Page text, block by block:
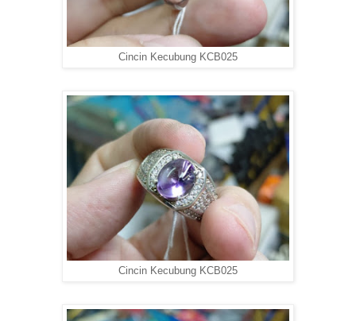
Cincin Kecubung KCB025
Cincin Kecubung KCB025